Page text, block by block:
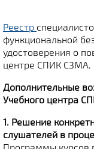
Реестр
функциональной
удостоверения о
центре СПИК СЗМА.
Дополнительные
Учебного центра
1. Решение
слушателей в